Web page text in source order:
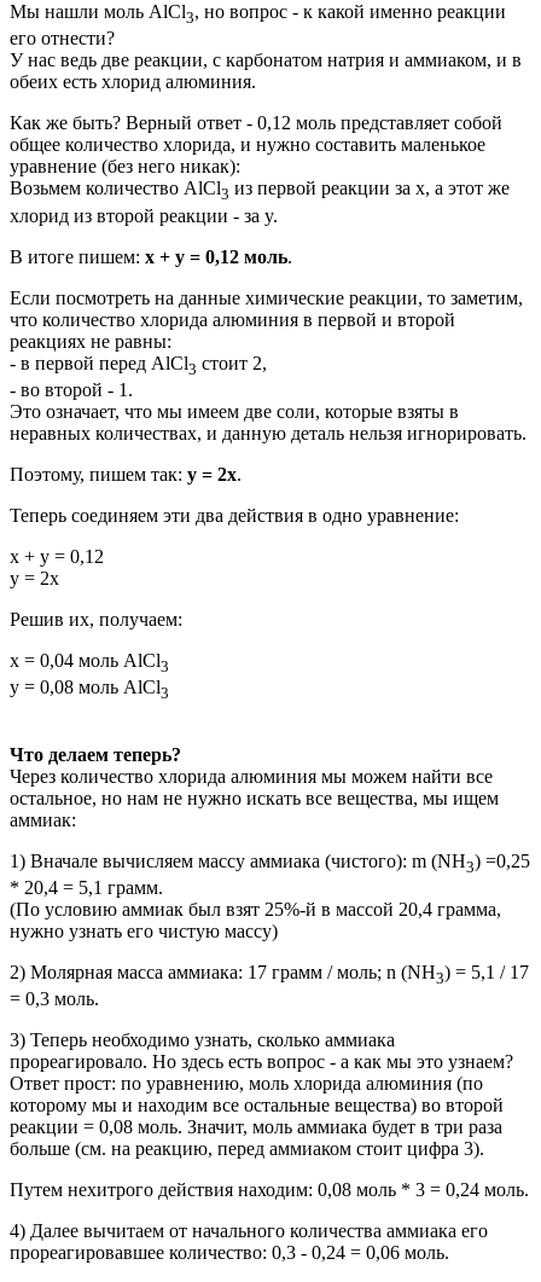
Мы нашли моль AlCl3, но вопрос - к какой именно реакции
его отнести?
У нас ведь две реакции, с карбонатом натрия и аммиаком, и в
обеих есть хлорид алюминия.
Как же быть? Верный ответ - 0,12 моль представляет собой
общее количество хлорида, и нужно составить маленькое
уравнение (без него никак):
Возьмем количество AlCl3 из первой реакции за x, а этот же
хлорид из второй реакции - за y.
В итоге пишем: x + y = 0,12 моль.
Если посмотреть на данные химические реакции, то заметим,
что количество хлорида алюминия в первой и второй
реакциях не равны:
- в первой перед AlCl3 стоит 2,
- во второй - 1.
Это означает, что мы имеем две соли, которые взяты в
неравных количествах, и данную деталь нельзя игнорировать.
Поэтому, пишем так: y = 2x.
Теперь соединяем эти два действия в одно уравнение:
x + y = 0,12
y = 2x
Решив их, получаем:
x = 0,04 моль AlCl3
y = 0,08 моль AlCl3
Что делаем теперь?
Через количество хлорида алюминия мы можем найти все
остальное, но нам не нужно искать все вещества, мы ищем
аммиак:
1) Вначале вычисляем массу аммиака (чистого): m (NH3) =0,25
* 20,4 = 5,1 грамм.
(По условию аммиак был взят 25%-й в массой 20,4 грамма,
нужно узнать его чистую массу)
2) Молярная масса аммиака: 17 грамм / моль; n (NH3) = 5,1 / 17
= 0,3 моль.
3) Теперь необходимо узнать, сколько аммиака
прореагировало. Но здесь есть вопрос - а как мы это узнаем?
Ответ прост: по уравнению, моль хлорида алюминия (по
которому мы и находим все остальные вещества) во второй
реакции = 0,08 моль. Значит, моль аммиака будет в три раза
больше (см. на реакцию, перед аммиаком стоит цифра 3).
Путем нехитрого действия находим: 0,08 моль * 3 = 0,24 моль.
4) Далее вычитаем от начального количества аммиака его
прореагировавшее количество: 0,3 - 0,24 = 0,06 моль.